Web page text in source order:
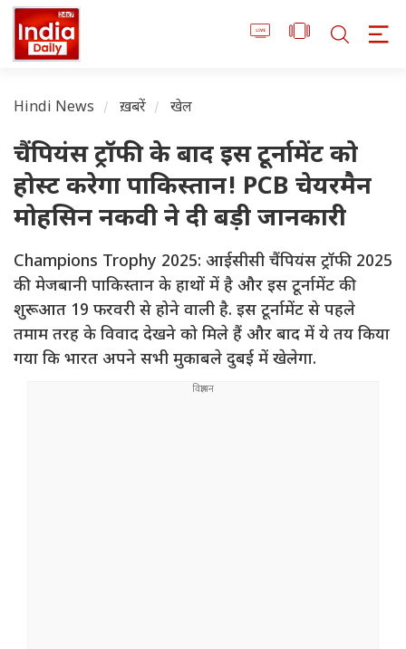
Hindi News ख़बरें खेल
चैंपियंस ट्रॉफी के बाद इस टूर्नामेंट को
होस्ट करेगा पाकिस्तान! PCB चेयरमैन
मोहसिन नकवी ने दी बड़ी जानकारी
Champions Trophy 2025: आईसीसी चैंपियंस ट्रॉफी 2025
की मेजबानी पाकिस्तान के हाथों में है और इस टूर्नामेंट की
शुरूआत 19 फरवरी से होने वाली है. इस टूर्नामेंट से पहले
तमाम तरह के विवाद देखने को मिले हैं और बाद में ये तय किया
गया कि भारत अपने सभी मुकाबले दुबई में खेलेगा.